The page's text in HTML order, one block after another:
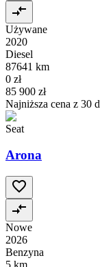
Używane
2020
Diesel
87641 km
0 zł
85 900 zł
Najniższa cena z 30
Seat
Arona
Nowe
2026
Benzyna